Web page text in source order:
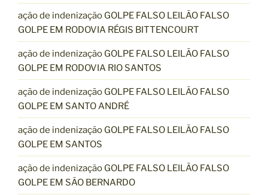
ação de indenização GOLPE FALSO LEILÃO FALSO
GOLPE EM RODOVIA RÉGIS BITTENCOURT
ação de indenização GOLPE FALSO LEILÃO FALSO
GOLPE EM RODOVIA RIO SANTOS
ação de indenização GOLPE FALSO LEILÃO FALSO
GOLPE EM SANTO ANDRÉ
ação de indenização GOLPE FALSO LEILÃO FALSO
GOLPE EM SANTOS
ação de indenização GOLPE FALSO LEILÃO FALSO
GOLPE EM SÃO BERNARDO